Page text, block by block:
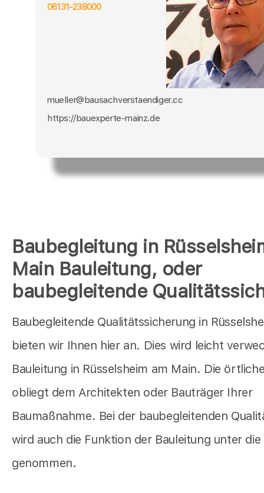
Baubegleitung in
Main Bauleitung, oder
baubegleitende
Baubegleitende Qualitätssicherung in
bieten wir Ihnen hier an. Dies wird leicht
Bauleitung in Rüsselsheim am Main. Die
obliegt dem Architekten oder Bauträger Ihrer
Baumaßnahme. Bei der baubegleitenden
wird auch die Funktion der Bauleitung unter die
genommen.
06131-238000
mueller@bausachverstaendiger.cc
https://bauexperte-mainz.de